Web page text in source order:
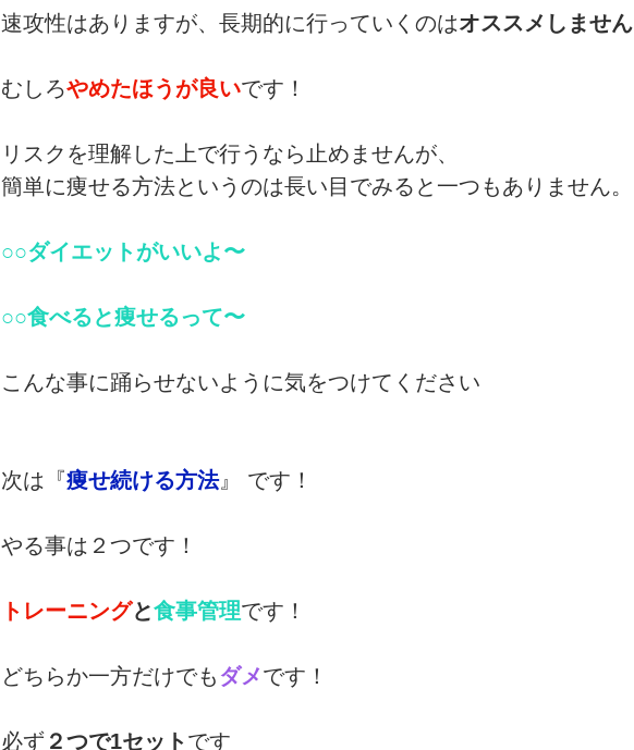
速攻性はありますが、長期的に行っていくのはオススメしません
むしろやめたほうが良いです！
リスクを理解した上で行うなら止めませんが、
簡単に痩せる方法というのは長い目でみると一つもありません。
○○ダイエットがいいよ〜
○○食べると痩せるって〜
こんな事に踊らせないように気をつけてください
次は『痩せ続ける方法』 です！
やる事は２つです！
トレーニングと食事管理です！
どちらか一方だけでも ダメです！
必ず ２つで1セット です